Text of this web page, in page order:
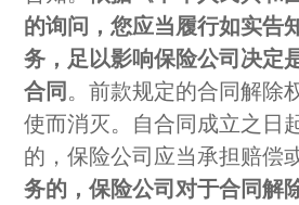
的询问，您应当履行如实告
务，足以影响保险公司决定
合同 。前款规定的合同解除
使而消灭。自合同成立之日
的，保险公司应当承担赔偿
务的，保险公司对于合同解